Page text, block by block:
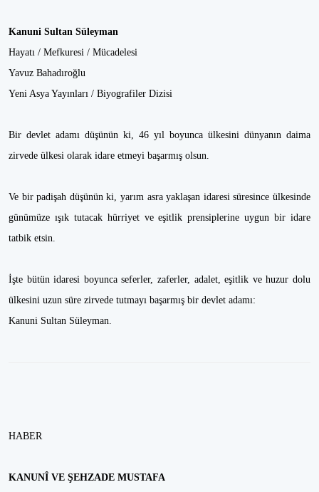
Kanuni Sultan Süleyman
Hayatı / Mefkuresi / Mücadelesi
Yavuz Bahadıroğlu
Yeni Asya Yayınları / Biyografiler Dizisi
Bir devlet adamı düşünün ki, 46 yıl boyunca ülkesini dünyanın daima
zirvede ülkesi olarak idare etmeyi başarmış olsun.
Ve bir padişah düşünün ki, yarım asra yaklaşan idaresi süresince ülkesinde
günümüze ışık tutacak hürriyet ve eşitlik prensiplerine uygun bir idare
tatbik etsin.
İşte bütün idaresi boyunca seferler, zaferler, adalet, eşitlik ve huzur dolu
ülkesini uzun süre zirvede tutmayı başarmış bir devlet adamı:
Kanuni Sultan Süleyman.
HABER
KANUNÎ VE ŞEHZADE MUSTAFA